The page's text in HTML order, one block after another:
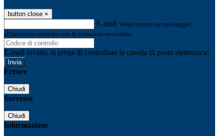
button close ×
E-mail Verrà inviato un messaggio
all'indirizzo indicato con le istruzioni necessarie.
E-mail inviata, si prega di controllare la casella di posta elettronica!
Errore
Chiudi
Successo
Chiudi
Informazione